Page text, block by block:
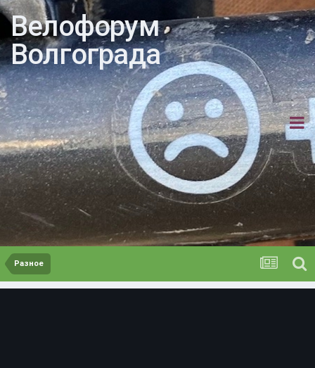
Велофорум
Волгограда
Разное